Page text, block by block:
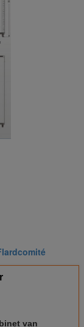
van